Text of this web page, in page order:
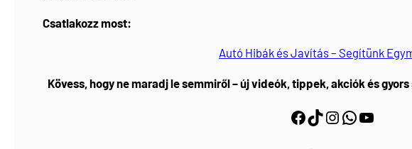
Csatlakozz most:
Autó Hibák és Javítás – Segítünk
Kövess, hogy ne maradj le semmiről – új videók, tippek, akciók és
Facebook https://www.tiktok.com/@myautoszerviz.hu https://www.instagram.com/myautoszerviz.hu/ wa.me/36202877611 YouTube